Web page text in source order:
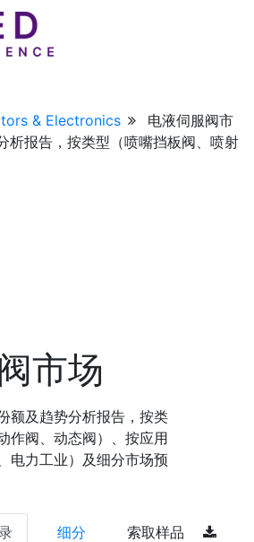
& Electronics
电液伺服阀市
析报告，按类型（喷嘴挡板阀、喷射
市场
额及趋势分析报告，按类
作阀、动态阀）、按应用
电力工业）及细分市场预
细分 索取样品